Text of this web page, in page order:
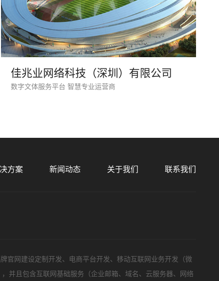
佳兆业网络科技（深圳）有限公司
数字文体服务平台 智慧专业运营商
方案 新闻动态 关于我们 联系我们
官网建设定制开发、电商平台开发、移动互联网业务开发（微
并且包含互联网基础服务（企业邮箱、域名、云服务器、网络